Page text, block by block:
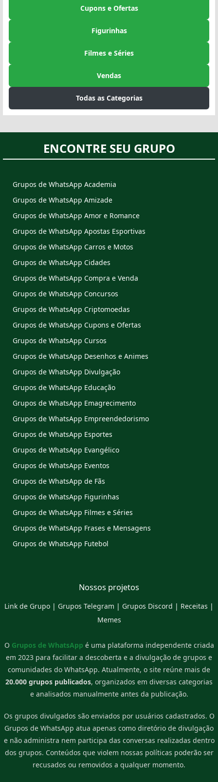
Cupons e Ofertas
Figurinhas
Filmes e Séries
Vendas
Todas as Categorias
ENCONTRE SEU GRUPO
Grupos de WhatsApp Academia
Grupos de WhatsApp Amizade
Grupos de WhatsApp Amor e Romance
Grupos de WhatsApp Apostas Esportivas
Grupos de WhatsApp Carros e Motos
Grupos de WhatsApp Cidades
Grupos de WhatsApp Compra e Venda
Grupos de WhatsApp Concursos
Grupos de WhatsApp Criptomoedas
Grupos de WhatsApp Cupons e Ofertas
Grupos de WhatsApp Cursos
Grupos de WhatsApp Desenhos e Animes
Grupos de WhatsApp Divulgação
Grupos de WhatsApp Educação
Grupos de WhatsApp Emagrecimento
Grupos de WhatsApp Empreendedorismo
Grupos de WhatsApp Esportes
Grupos de WhatsApp Evangélico
Grupos de WhatsApp Eventos
Grupos de WhatsApp de Fãs
Grupos de WhatsApp Figurinhas
Grupos de WhatsApp Filmes e Séries
Grupos de WhatsApp Frases e Mensagens
Grupos de WhatsApp Futebol
Nossos projetos
Link de Grupo | Grupos Telegram | Grupos Discord | Receitas |
Memes
O Grupos de WhatsApp é uma plataforma independente criada
em 2023 para facilitar a descoberta e a divulgação de grupos e
comunidades do WhatsApp. Atualmente, o site reúne mais de
20.000 grupos publicados, organizados em diversas categorias
e analisados manualmente antes da publicação.
Os grupos divulgados são enviados por usuários cadastrados. O
Grupos de WhatsApp atua apenas como diretório de divulgação
e não administra nem participa das conversas realizadas dentro
dos grupos. Conteúdos que violem nossas políticas poderão ser
recusados ou removidos a qualquer momento.